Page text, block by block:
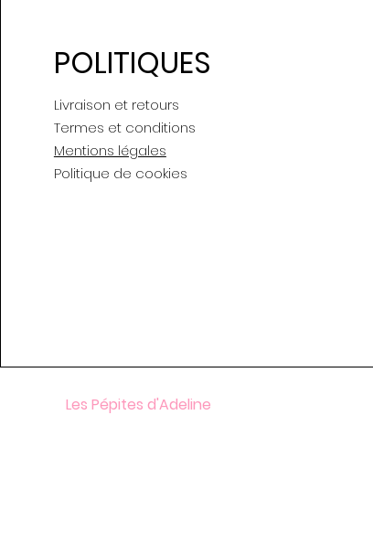
POLITIQUES
Livraison et retours
Termes et conditions
Mentions légales
Politique de cookies
Les Pépites d'Adeline